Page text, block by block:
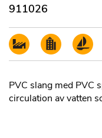
911026
PVC slang med PVC
circulation av vatten